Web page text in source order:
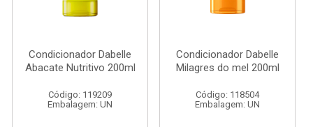
Condicionador Dabelle
Abacate Nutritivo 200ml
Código: 119209
Embalagem: UN
Condicionador Dabelle
Milagres do mel 200ml
Código: 118504
Embalagem: UN